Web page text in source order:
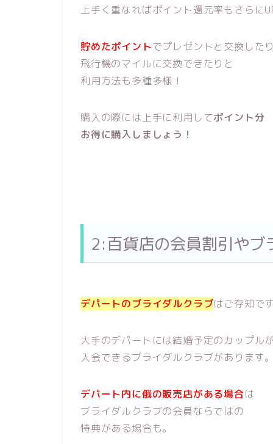
上手く重なればポイント還元率もさらに
貯めたポイントでプレゼントと交換したり
飛行機のマイルに交換できたりと
利用方法も多種多様！
購入の際には上手に利用してポイント分
お得に購入しましょう！
2:百貨店の会員割引やブ
デパートのブライダルクラブはご存知で
大手のデパートには結婚予定のカップルが
入会できるブライダルクラブがあります。
デパート内に俄の販売店がある場合は
ブライダルクラブの会員ならではの
特典がある場合も。